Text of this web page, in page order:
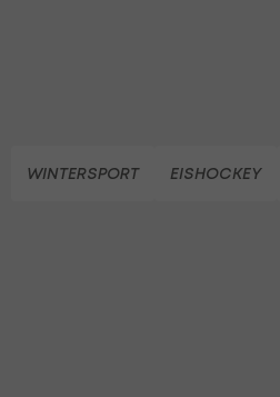
WINTERSPORT EISHOCKEY